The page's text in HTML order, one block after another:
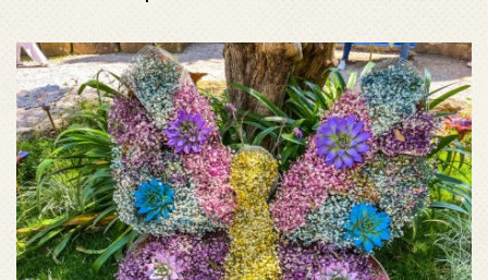
Жироне, 2025 / 70ª edició de Girona,
Temps de Flors 2025. Часть #3